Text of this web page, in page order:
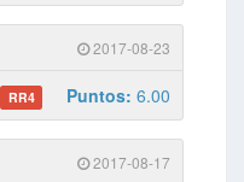
2017-08-23
RR4 Puntos: 6.00
2017-08-17